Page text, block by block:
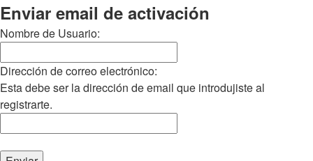
Enviar email de activación
Nombre de Usuario:
Dirección de correo electrónico:
Esta debe ser la dirección de email que introdujiste al
registrarte.